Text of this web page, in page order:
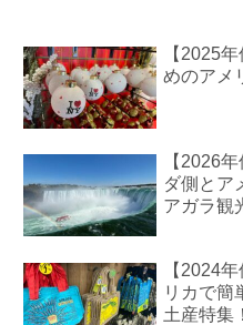
【2025
めのアメ
【2026
ダ側とア
アガラ観
【2024
リカで簡
土産特集